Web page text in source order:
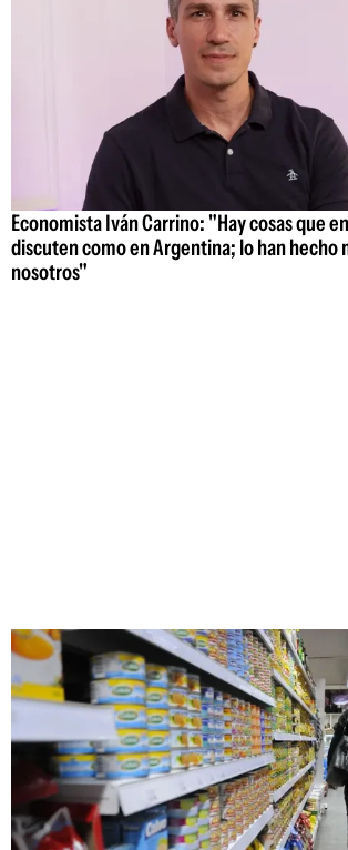
Economista Iván Carrino: "Hay cosas que
discuten como en Argentina; lo han hecho
nosotros"